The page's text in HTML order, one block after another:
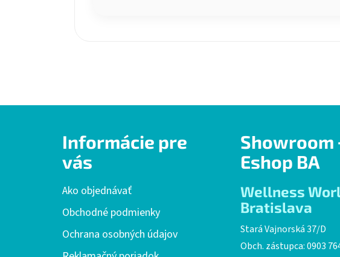
Informácie pre
vás
Ako objednávať
Obchodné podmienky
Ochrana osobných údajov
Showroom
Eshop BA
Wellness
Bratislava
Stará Vajnorská 37/D
Obch. zástupca: 0903